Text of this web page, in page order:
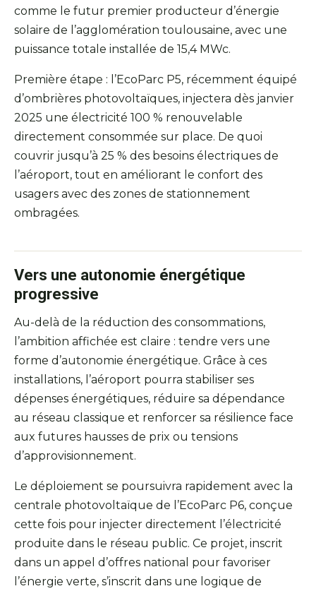
comme le futur premier producteur d’énergie
solaire de l’agglomération toulousaine, avec une
puissance totale installée de 15,4 MWc.
Première étape : l’EcoParc P5, récemment équipé
d’ombrières photovoltaïques, injectera dès janvier
2025 une électricité 100 % renouvelable
directement consommée sur place. De quoi
couvrir jusqu’à 25 % des besoins électriques de
l’aéroport, tout en améliorant le confort des
usagers avec des zones de stationnement
ombragées.
Vers une autonomie énergétique
progressive
Au-delà de la réduction des consommations,
l’ambition affichée est claire : tendre vers une
forme d’autonomie énergétique. Grâce à ces
installations, l’aéroport pourra stabiliser ses
dépenses énergétiques, réduire sa dépendance
au réseau classique et renforcer sa résilience face
aux futures hausses de prix ou tensions
d’approvisionnement.
Le déploiement se poursuivra rapidement avec la
centrale photovoltaïque de l’EcoParc P6, conçue
cette fois pour injecter directement l’électricité
produite dans le réseau public. Ce projet, inscrit
dans un appel d’offres national pour favoriser
l’énergie verte, s’inscrit dans une logique de